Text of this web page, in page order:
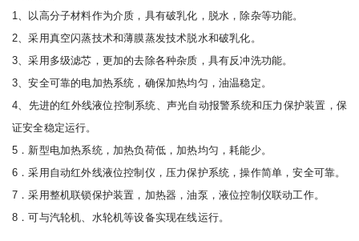
1、以高分子材料作为介质，具有破乳化，脱水，除杂等功能。
2、采用真空闪蒸技术和薄膜蒸发技术脱水和破乳化。
3、采用多级滤芯，更加的去除各种杂质，具有反冲洗功能。
3、安全可靠的电加热系统，确保加热均匀，油温稳定。
4、先进的红外线液位控制系统、声光自动报警系统和压力保护装置，保
证安全稳定运行。
5．新型电加热系统，加热负荷低，加热均匀，耗能少。
6．采用自动红外线液位控制仪，压力保护系统，操作简单，安全可靠。
7．采用整机联锁保护装置，加热器，油泵，液位控制仪联动工作。
8．可与汽轮机、水轮机等设备实现在线运行。